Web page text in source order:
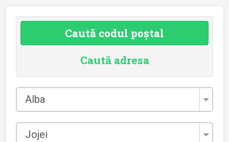
Caută codul poștal
Caută adresa
Județul
Alba
Localitatea
Jojei